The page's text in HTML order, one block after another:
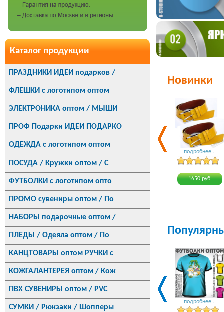
Каталог продукции
ПРАЗДНИКИ ИДЕИ подарков /
ФЛЕШКИ с логотипом оптом
ЭЛЕКТРОНИКА оптом / МЫШИ
ПРОФ Подарки ИДЕИ ПОДАРКО
ОДЕЖДА с логотипом оптом
ПОСУДА / Кружки оптом / С
ФУТБОЛКИ с логотипом опто
ПРОМО сувениры оптом / По
НАБОРЫ подарочные оптом /
ПЛЕДЫ / Одеяла оптом / По
КАНЦТОВАРЫ оптом РУЧКИ с
КОЖГАЛАНТЕРЕЯ оптом / Кож
ПВХ СУВЕНИРЫ оптом / PVC
СУМКИ / Рюкзаки / Шопперы
Новинки
подробнее...
1650 руб.
подробнее...